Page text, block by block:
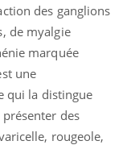
des ganglions
de myalgie
marquée
une
qui la distingue
des
rougeole,